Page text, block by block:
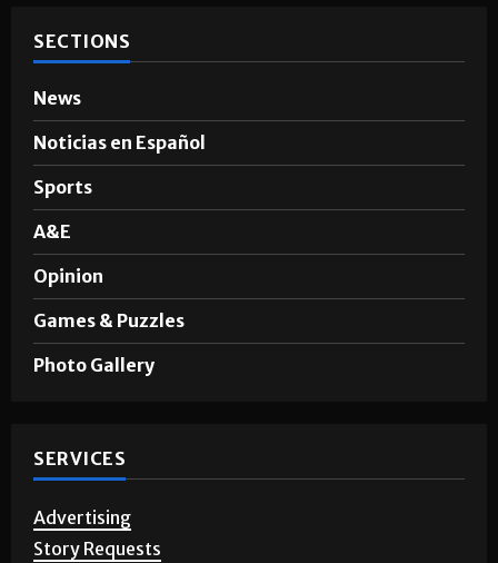
SECTIONS
News
Noticias en Español
Sports
A&E
Opinion
Games & Puzzles
Photo Gallery
SERVICES
Advertising
Story Requests